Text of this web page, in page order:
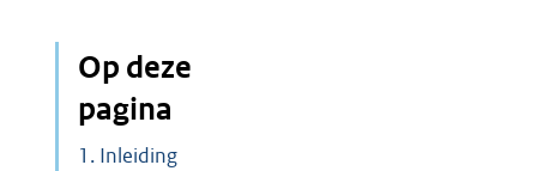
Op deze
pagina
1. Inleiding